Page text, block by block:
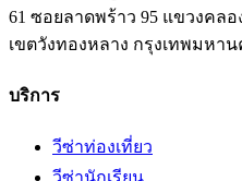
61 ซอยลาดพร้าว 95 แขวงคล
เขตวังทองหลาง กรุงเทพมหาน
บริการ
วีซ่าท่องเที่ยว
วีซ่านักเรียน